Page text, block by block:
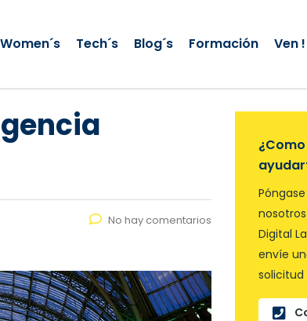
Women´s Tech´s Blog´s Formación Ven !
No hay comentarios
Digital
envíe
solicitud